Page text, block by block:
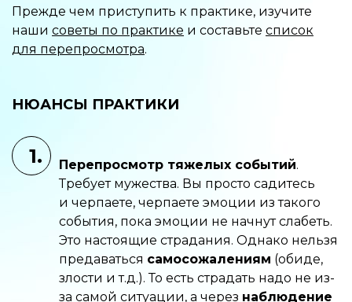
Прежде чем приступить к практике, изучите
наши советы по практике и составьте список
для перепросмотра.
НЮАНСЫ ПРАКТИКИ
1. Перепросмотр тяжелых событий.
Требует мужества. Вы просто садитесь
и черпаете, черпаете эмоции из такого
события, пока эмоции не начнут слабеть.
Это настоящие страдания. Однако нельзя
предаваться самосожалениям (обиде,
злости и т.д.). То есть страдать надо не из-
за самой ситуации, а через наблюдение